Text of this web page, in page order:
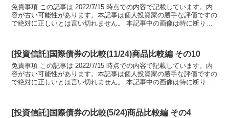
免責事項 この記事は 2022/7/15 時点での内容で記載しています。内
容が古い可能性があります。本記事は個人投資家の勝手な評価ですの
で絶対に正しいとは言い切れません。 本記事中の画像は特に断りが
[投資信託]国際債券の比較(11/24)商品比較編 その10
免責事項 この記事は 2022/7/15 時点での内容で記載しています。内
容が古い可能性があります。本記事は個人投資家の勝手な評価ですの
で絶対に正しいとは言い切れません。 本記事中の画像は特に断りが
[投資信託]国際債券の比較(5/24)商品比較編 その4